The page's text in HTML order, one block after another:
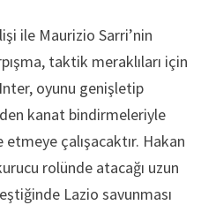
ile Maurizio Sarri’nin
taktik meraklıları için
oyunu genişletip
kanat bindirmeleriyle
çalışacaktır. Hakan
rolünde atacağı uzun
Lazio savunması